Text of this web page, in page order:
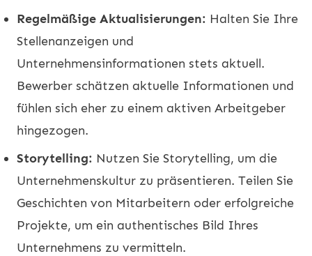
Regelmäßige Aktualisierungen: Halten Sie Ihre
Stellenanzeigen und
Unternehmensinformationen stets aktuell.
Bewerber schätzen aktuelle Informationen und
fühlen sich eher zu einem aktiven Arbeitgeber
hingezogen.
Storytelling: Nutzen Sie Storytelling, um die
Unternehmenskultur zu präsentieren. Teilen Sie
Geschichten von Mitarbeitern oder erfolgreiche
Projekte, um ein authentisches Bild Ihres
Unternehmens zu vermitteln.